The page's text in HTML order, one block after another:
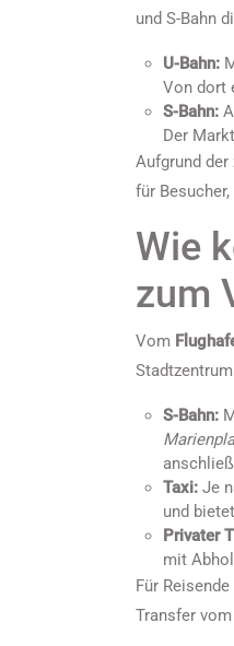
und S-Bahn
U-Bahn:
Von dort
S-Bahn:
Der
Aufgrund
für
Wie
zum
Vom
S-Bahn:
Taxi: Je
und
Privater
mit
Für
Transfer